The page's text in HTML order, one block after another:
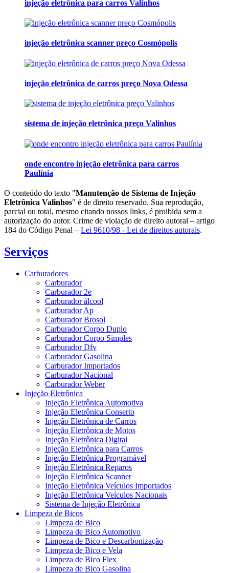
injeção eletrônica para carros Valinhos
injeção eletrônica scanner preço Cosmópolis
injeção eletrônica de carros preço Nova Odessa
sistema de injeção eletrônica preço Valinhos
onde encontro injeção eletrônica para carros
Paulínia
O conteúdo do texto "Manutenção de Sistema de Injeção
Eletrônica Valinhos" é de direito reservado. Sua reprodução,
parcial ou total, mesmo citando nossos links, é proibida sem a
autorização do autor. Crime de violação de direito autoral – artigo
184 do Código Penal – Lei 9610/98 - Lei de direitos autorais.
Serviços
Carburadores
Carburador
Carburador 2e
Carburador álcool
Carburador Ap
Carburador Brosol
Carburador Corpo Duplo
Carburador Corpo Simples
Carburador Dfv
Carburador Gasolina
Carburador Importados
Carburador Nacional
Carburador Weber
Injeção Eletrônica
Injeção Eletrônica Automotiva
Injeção Eletrônica Conserto
Injeção Eletrônica de Carros
Injeção Eletrônica de Motos
Injeção Eletrônica Digital
Injeção Eletrônica para Carros
Injeção Eletrônica Programável
Injeção Eletrônica Reparos
Injeção Eletrônica Scanner
Injeção Eletrônica Veículos Importados
Injeção Eletrônica Veículos Nacionais
Sistema de Injeção Eletrônica
Limpeza de Bicos
Limpeza de Bico
Limpeza de Bico Automotivo
Limpeza de Bico e Descarbonização
Limpeza de Bico e Vela
Limpeza de Bico Flex
Limpeza de Bico Gasolina